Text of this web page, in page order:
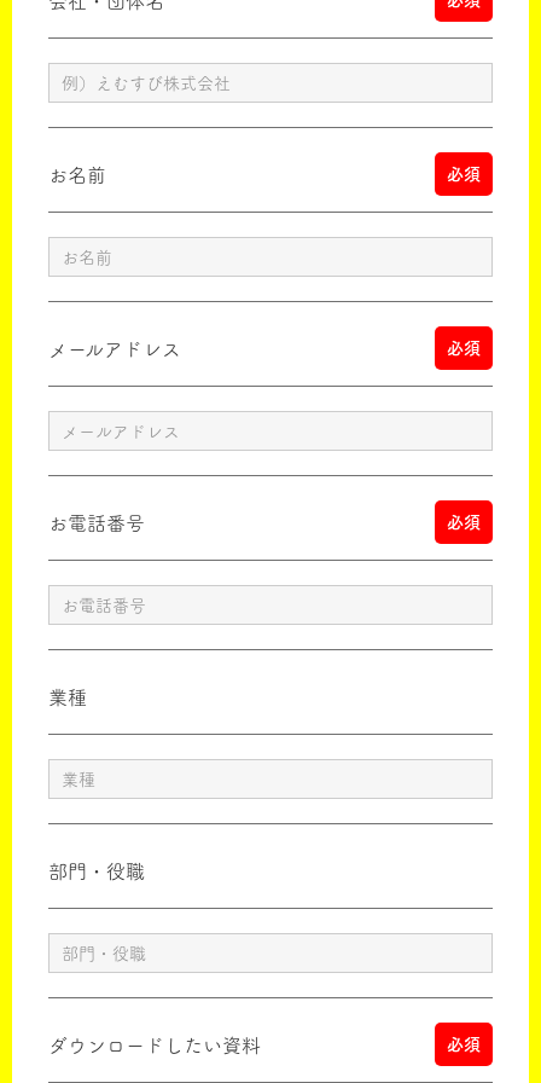
お名前 必須
メールアドレス 必須
お電話番号 必須
業種
部門・役職
ダウンロードしたい資料 必須